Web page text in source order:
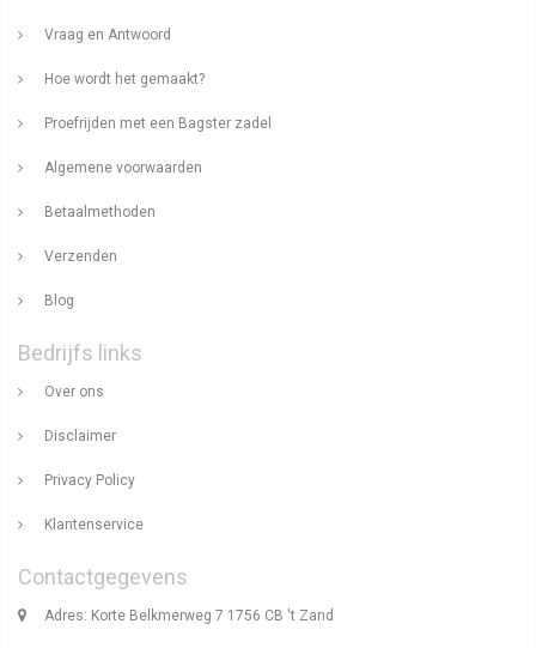
Vraag en Antwoord
Hoe wordt het gemaakt?
Proefrijden met een Bagster zadel
Algemene voorwaarden
Betaalmethoden
Verzenden
Blog
Bedrijfs links
Over ons
Disclaimer
Privacy Policy
Klantenservice
Contactgegevens
Adres: Korte Belkmerweg 7 1756 CB 't Zand